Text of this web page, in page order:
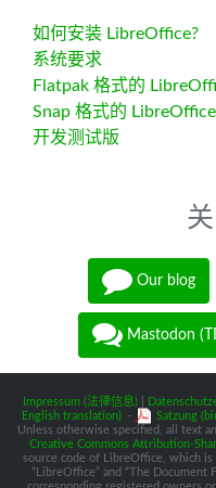
如何安装 LibreOffice?
系统要求
Flatpak 格式的
Snap 格式的 LibreOffice
开发测试版
Our blog
Mastodon
Impressum (法律信息)|
English translation) - Satzung
Unless otherwise specified, all text
Creative Commons Attribution-
source code of LibreOffice, which is
“LibreOffice” and “The